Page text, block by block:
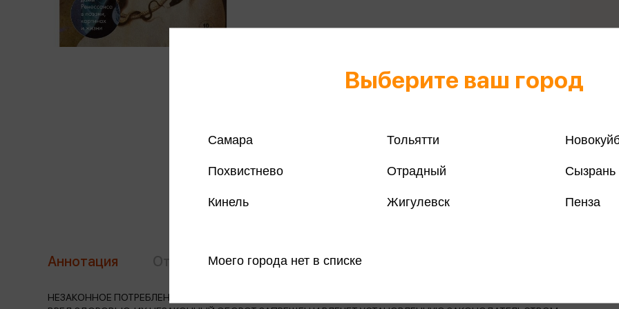
Все книги
Поделиться
Аннотация Наличие в магазинах
НЕЗАКОННОЕ ПОТРЕБЛЕНИЕ НАРКОТИЧЕСКИХ СРЕДСТВ, ПСИХОТРОПНЫХ ВЕЩЕСТВ, ИХ АНАЛОГОВ ПРИЧИНЯЕТ
Выберите ваш город
Самара Тольятти
Похвистнево Отрадный Сызрань
Кинель Жигулевск Пенза
Моего города нет в списке